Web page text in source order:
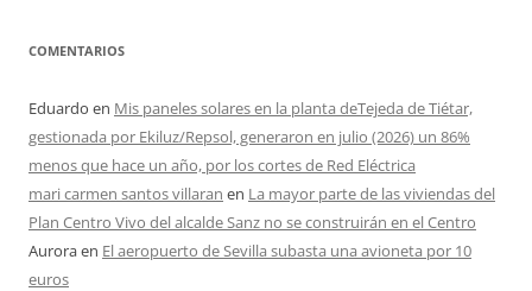
COMENTARIOS
Eduardo en Mis paneles solares en la planta deTejeda de Tiétar,
gestionada por Ekiluz/Repsol, generaron en julio (2026) un 86%
menos que hace un año, por los cortes de Red Eléctrica
mari carmen santos villaran en La mayor parte de las viviendas del
Plan Centro Vivo del alcalde Sanz no se construirán en el Centro
Auroraen El aeropuerto de Sevilla subasta una avioneta por 10
euros